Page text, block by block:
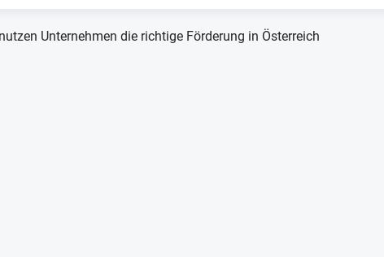
Unternehmen die richtige Förderung in Österreich